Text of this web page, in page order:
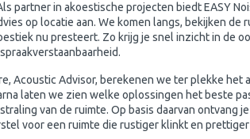
partner in akoestische projecten biedt EASY
op locatie aan. We komen langs, bekijken de
nu presteert. Zo krijg je snel inzicht in de
Acoustic Advisor, berekenen we ter plekke het
laten we zien welke oplossingen het beste
van de ruimte. Op basis daarvan ontvang
voor een ruimte die rustiger klinkt en